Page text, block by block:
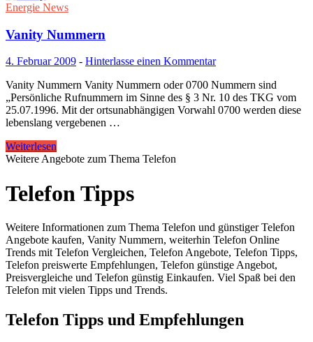
Energie News
Vanity Nummern
4. Februar 2009 - Hinterlasse einen Kommentar
Vanity Nummern Vanity Nummern oder 0700 Nummern sind
„Persönliche Rufnummern im Sinne des § 3 Nr. 10 des TKG vom
25.07.1996. Mit der ortsunabhängigen Vorwahl 0700 werden diese
lebenslang vergebenen …
Weiterlesen
Weitere Angebote zum Thema Telefon
Telefon Tipps
Weitere Informationen zum Thema Telefon und günstiger Telefon
Angebote kaufen, Vanity Nummern, weiterhin Telefon Online
Trends mit Telefon Vergleichen, Telefon Angebote, Telefon Tipps,
Telefon preiswerte Empfehlungen, Telefon günstige Angebot,
Preisvergleiche und Telefon günstig Einkaufen. Viel Spaß bei den
Telefon mit vielen Tipps und Trends.
Telefon Tipps und Empfehlungen